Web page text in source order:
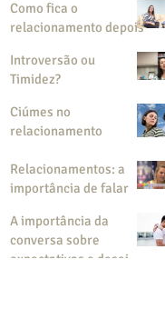
Como fica o
relacionamento depois
Introversão ou
Timidez?
Ciúmes no
relacionamento
Relacionamentos: a
importância de falar
A importância da
conversa sobre
expectativas e desejos